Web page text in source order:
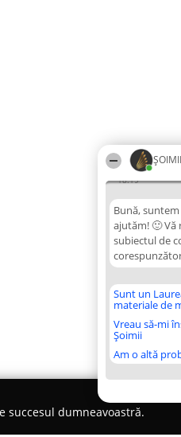
18:19
Bună,
ajutăm! 🙂 Vă
subiectul de
Sunt un
materiale de
Vreau să-mi
Șoimii
Am o altă
dumneavoastră.